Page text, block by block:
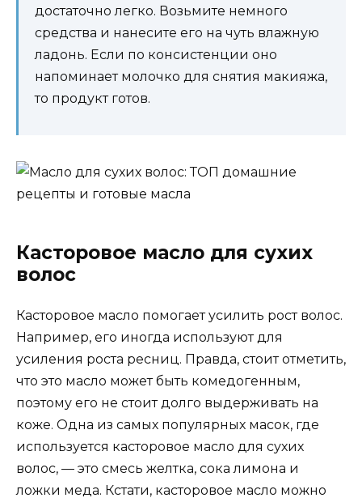
достаточно легко. Возьмите немного
средства и нанесите его на чуть влажную
ладонь. Если по консистенции оно
напоминает молочко для снятия макияжа,
то продукт готов.
Касторовое масло для сухих
волос
Касторовое масло помогает усилить рост волос.
Например, его иногда используют для
усиления роста ресниц. Правда, стоит отметить,
что это масло может быть комедогенным,
поэтому его не стоит долго выдерживать на
коже. Одна из самых популярных масок, где
используется касторовое масло для сухих
волос, — это смесь желтка, сока лимона и
ложки меда. Кстати, касторовое масло можно